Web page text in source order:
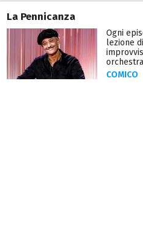
La Pennicanza
Ogni
lezione di
COMICO